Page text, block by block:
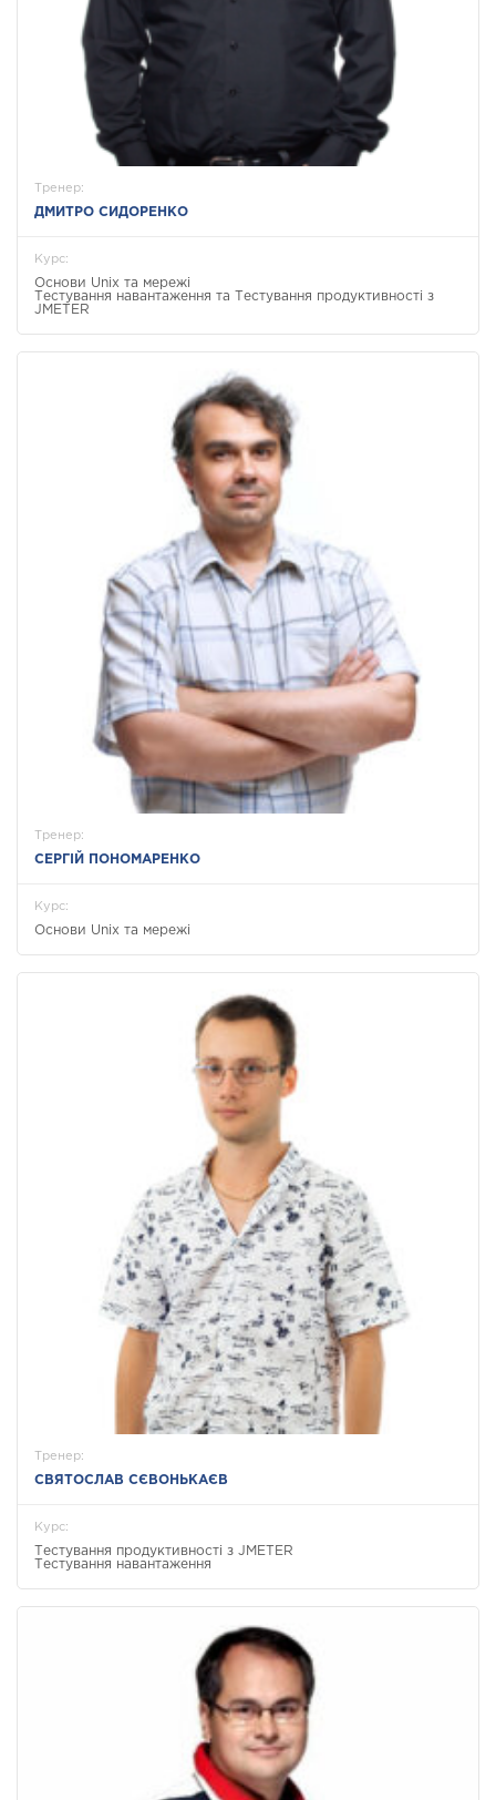
Тренер:
ДМИТРО СИДОРЕНКО
Курс:
Основи Unix та мережі
Тестування навантаження та Тестування продуктивності з
JMETER
Тренер:
СЕРГІЙ ПОНОМАРЕНКО
Курс:
Основи Unix та мережі
Тренер:
СВЯТОСЛАВ СЄВОНЬКАЄВ
Курс:
Тестування продуктивності з JMETER
Тестування навантаження